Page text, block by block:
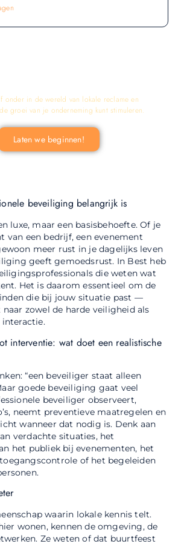
beveiliging belangrijk is
luxe, maar een basisbehoefte. Of je
van een bedrijf, een evenement
meer rust in je dagelijks leven
geeft gemoedsrust. In Best heb
die weten wat
Het is daarom essentieel om de
die bij jouw situatie past —
zowel de harde veiligheid als
interactie.
interventie: wat doet een realistische
“een beveiliger staat alleen
goede beveiliging gaat veel
beveiliger observeert,
neemt preventieve maatregelen en
wanneer dat nodig is. Denk aan
verdachte situaties, het
het publiek bij evenementen, het
of het begeleiden
waarin lokale kennis telt.
wonen, kennen de omgeving, de
Ze weten of dat buurtfeest
onder in de wereld van lokale reclame en
groei van je onderneming kunt stimuleren.
Laten we beginnen!